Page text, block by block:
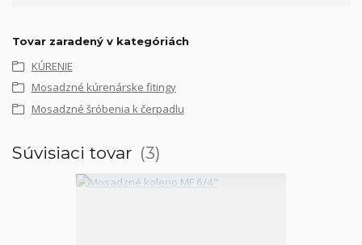
Tovar zaradený v kategóriách
KÚRENIE
Mosadzné kúrenárske fitingy
Mosadzné šróbenia k čerpadlu
Súvisiaci tovar 3